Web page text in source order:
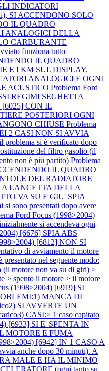
INDICATORI
SI ACCENDONO SOLO
IL QUADRO
ANALOGICI DELLA
CARBURANTE
funziona tutto
IL QUADRO
E I KM SUL DISPLAY,
ANALOGICI E OGNI
ACUSTICO Problema Ford
REGIMI SEGHETTA
[6025] CON IL
POSTERIORI OGNI
CHIUSE Problema
2 CASI NON SI AVVIA
si è verificato dopo
del filtro gasolio (il
non è più partito) Problema
IL QUADRO
DEL RADIATORE
LANCETTA DELLA
VA SU E GIU' SPIA
sono presentati dopo avere
Ford Focus (1998>2004)
si accendeva ogni
[6676] SPIA ABS
[6812] NON SI
di avviamento il motore
nel seguente modo:
(il motore non va su di giri) >
> spento il motore > il motore
(1998>2004) [6919] SI
MANCA DI
SI AVVERTE UN
CASI:> 1 caso capitato
[6933] SI E' SPENTA IN
MOTORE E FUMA
[6942] IN 1 CASO A
anche dopo 30 minuti). A
MALE E HA IL MINIMO
(ogni tanto su